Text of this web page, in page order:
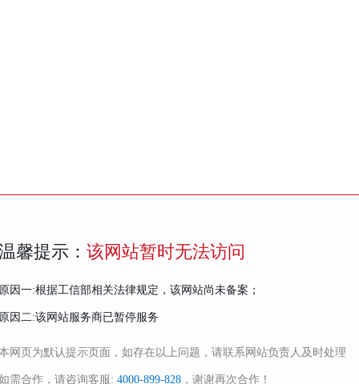
馨提示： 该网站暂时无法访问
因一:根据工信部相关法律规定，该网站尚未备案；
因二:该网站服务商已暂停服务
网页为默认提示页面，如存在以上问题，请联系网站负责人及时处理
需合作，请咨询客服: 4000-899-828 ，谢谢再次合作！